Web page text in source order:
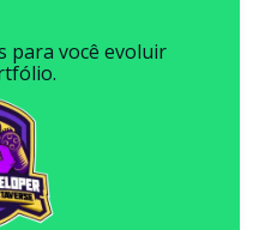
para você evoluir